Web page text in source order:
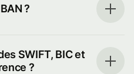
?
SWIFT, BIC et
?